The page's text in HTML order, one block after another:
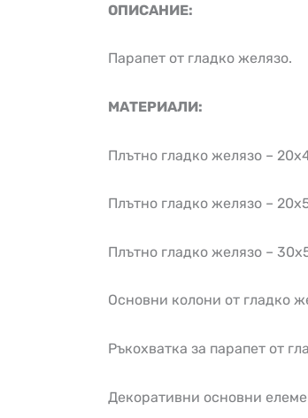
ОПИСАНИЕ:
Парапет от гладко желязо.
МАТЕРИАЛИ:
Плътно гладко желязо –
Плътно гладко желязо –
Плътно гладко желязо –
Основни колони от гладко
Ръкохватка за парапет от
Декоративни основни